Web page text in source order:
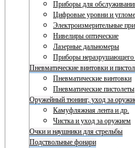
Приборы для
Цифровые уровни и
Электроизмерительные
Нивелиры оптические
Лазерные дальномеры
Приборы неразрушающего
Пневматические винтовки и
Пневматические винтовки
Пневматические пистолеты
Оружейный тюнинг, уход за
Камуфляжная лента и др.
Чистка и уход за оружием
Очки и наушники для стрельбы
Подствольные фонари